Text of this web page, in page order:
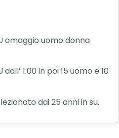
omaggio uomo donna
1:00 in poi 15 uomo e 10
dai 25 anni in su.